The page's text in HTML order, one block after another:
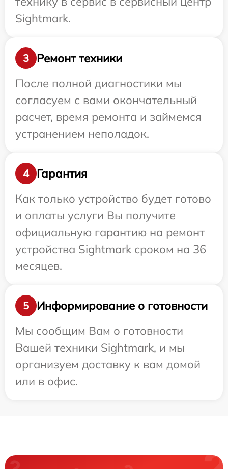
Sightmark.
3
Ремонт техники
После полной диагностики мы
согласуем с вами окончательный
расчет, время ремонта и займемся
устранением неполадок.
4
Гарантия
Как только устройство будет готово
и оплаты услуги Вы получите
официальную гарантию на ремонт
устройства Sightmark сроком на 36
месяцев.
5
Информирование о готовности
Мы сообщим Вам о готовности
Вашей техники Sightmark, и мы
организуем доставку к вам домой
или в офис.